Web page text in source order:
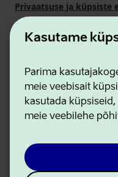
Kasutame
Parima
meie veebisait
kasutada
meie veebilehe
Privaatsuse ja küpsiste